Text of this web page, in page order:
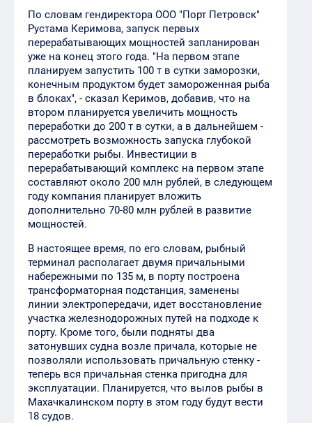
По словам гендиректора ООО "Порт Петровск"
Рустама Керимова, запуск первых
перерабатывающих мощностей запланирован
уже на конец этого года. "На первом этапе
планируем запустить 100 т в сутки заморозки,
конечным продуктом будет замороженная рыба
в блоках", - сказал Керимов, добавив, что на
втором планируется увеличить мощность
переработки до 200 т в сутки, а в дальнейшем -
рассмотреть возможность запуска глубокой
переработки рыбы. Инвестиции в
перерабатывающий комплекс на первом этапе
составляют около 200 млн рублей, в следующем
году компания планирует вложить
дополнительно 70-80 млн рублей в развитие
мощностей.
В настоящее время, по его словам, рыбный
терминал располагает двумя причальными
набережными по 135 м, в порту построена
трансформаторная подстанция, заменены
линии электропередачи, идет восстановление
участка железнодорожных путей на подходе к
порту. Кроме того, были подняты два
затонувших судна возле причала, которые не
позволяли использовать причальную стенку -
теперь вся причальная стенка пригодна для
эксплуатации. Планируется, что вылов рыбы в
Махачкалинском порту в этом году будут вести
18 судов.